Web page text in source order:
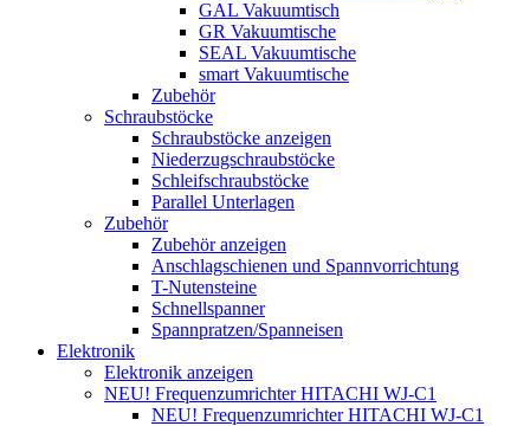
GAL Vakuumtisch
GR Vakuumtische
SEAL Vakuumtische
smart Vakuumtische
Zubehör
Schraubstöcke
Schraubstöcke anzeigen
Niederzugschraubstöcke
Schleifschraubstöcke
Parallel Unterlagen
Zubehör
Zubehör anzeigen
Anschlagschienen und Spannvorrichtung
T-Nutensteine
Schnellspanner
Spannpratzen/Spanneisen
Elektronik
Elektronik anzeigen
NEU! Frequenzumrichter HITACHI WJ-C1
NEU! Frequenzumrichter HITACHI WJ-C1